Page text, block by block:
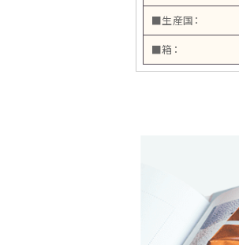
■生産国：
■箱：